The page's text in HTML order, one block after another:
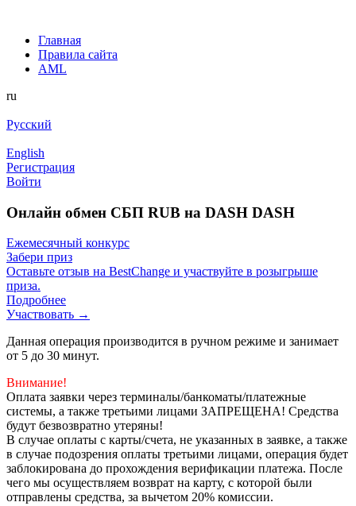
Главная
Правила сайта
AML
ru
Русский
English
Регистрация
Войти
Онлайн обмен СБП RUB на DASH DASH
Ежемесячный конкурс
Забери приз
Оставьте отзыв на BestChange и участвуйте в розыгрыше
приза.
Подробнее
Участвовать →
Данная операция производится в ручном режиме и занимает
от 5 до 30 минут.
Внимание!
Оплата заявки через терминалы/банкоматы/платежные
системы, а также третьими лицами ЗАПРЕЩЕНА! Средства
будут безвозвратно утеряны!
В случае оплаты с карты/счета, не указанных в заявке, а также
в случае подозрения оплаты третьими лицами, операция будет
заблокирована до прохождения верификации платежа. После
чего мы осуществляем возврат на карту, с которой были
отправлены средства, за вычетом 20% комиссии.